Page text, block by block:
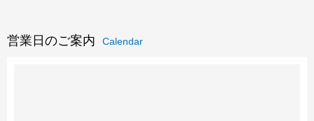
営業日のご案内 Calendar